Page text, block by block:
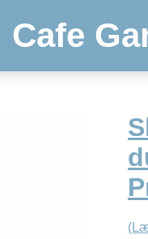
Cafe